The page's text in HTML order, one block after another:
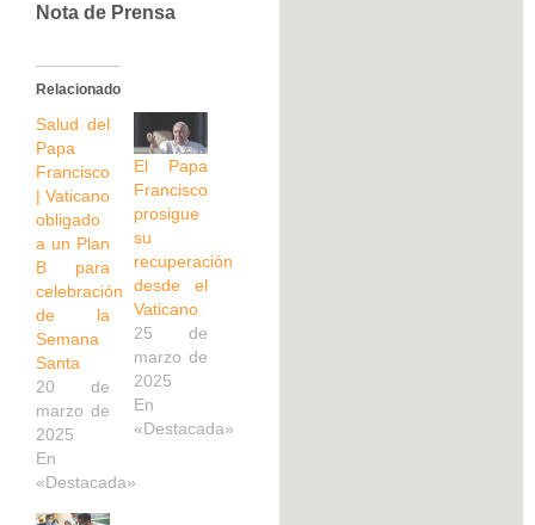
Nota de Prensa
Relacionado
Salud del
Papa
Francisco
| Vaticano
obligado
a un Plan
B para
celebración
de la
Semana
Santa
20 de
marzo de
2025
En
«Destacada»
El Papa
Francisco
prosigue
su
recuperación
desde el
Vaticano
25 de
marzo de
2025
En
«Destacada»